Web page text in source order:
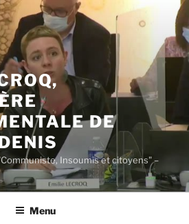
DE
Insoumis et citoyens" –
Menu